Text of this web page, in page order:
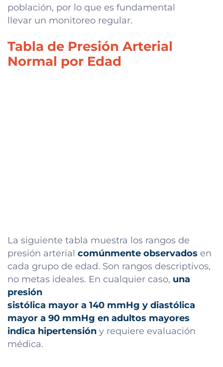
población, por lo que es fundamental
llevar un monitoreo regular.
Tabla de Presión Arterial
Normal por Edad
La siguiente tabla muestra los rangos de
presión arterial comúnmente observados en
cada grupo de edad. Son rangos descriptivos,
no metas ideales. En cualquier caso, una
presión
sistólica mayor a 140 mmHg y diastólica
mayor a 90 mmHg en adultos mayores
indica hipertensión y requiere evaluación
médica.